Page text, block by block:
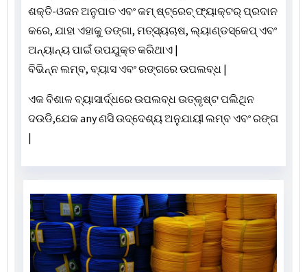
ଶକ୍ତି-ଓଜନ ଅନୁପାତ ଏବଂ କମ୍ ଷ୍ଟ୍ରେଚ୍ ଫ୍ୟାକ୍ଟର୍ ପ୍ରଦାନ
କରେ, ଯାହା ଏହାକୁ ଡଙ୍ଗା, ମତ୍ସ୍ୟଚାଷ, ଲ୍ୟାଣ୍ଡସ୍କେପ୍ ଏବଂ
ଅନ୍ୟାନ୍ୟ ପାଇଁ ଉପଯୁକ୍ତ କରିଥାଏ |
ବିଭିନ୍ନ ଲମ୍ବ, ବ୍ୟାସ ଏବଂ ରଙ୍ଗରେ ଉପଲବ୍ଧ |
ଏକ ବିଶାଳ ବ୍ୟାସାର୍ଦ୍ଧରେ ଉପଲବ୍ଧ ଉତ୍କୃଷ୍ଟ ପଲିଥିନ
ଦଉଡି,ଯେକ any ଣସି ଉଦ୍ଦେଶ୍ୟ ଅନୁଯାୟୀ ଲମ୍ବ ଏବଂ ରଙ୍ଗ
|